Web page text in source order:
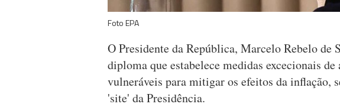
Foto EPA
O Presidente da República, Marcelo Rebelo de
diploma que estabelece medidas excecionais
vulneráveis para mitigar os efeitos da inflação,
'site' da Presidência.